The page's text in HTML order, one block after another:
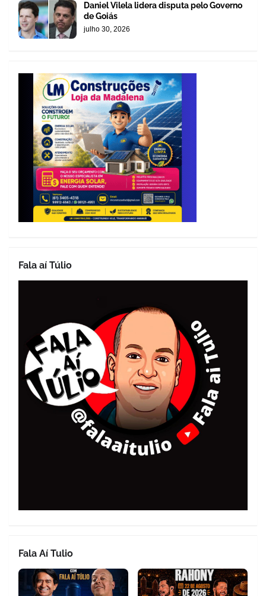
Daniel Vilela lidera disputa pelo Governo
de Goiás
julho 30, 2026
Fala aí Túlio
Fala Aí Tulio